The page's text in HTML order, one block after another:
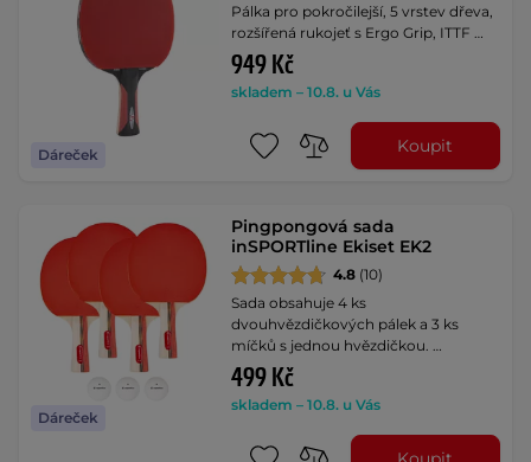
Dáreček
Pálka pro pokročilejší, 5 vrstev dřeva,
rozšířená rukojeť s Ergo Grip, ITTF …
949 Kč
skladem – 10.8. u Vás
Koupit
Dáreček
Pingpongová sada
inSPORTline Ekiset EK2
4.8 (10)
Sada obsahuje 4 ks
dvouhvězdičkových pálek a 3 ks
míčků s jednou hvězdičkou. …
499 Kč
skladem – 10.8. u Vás